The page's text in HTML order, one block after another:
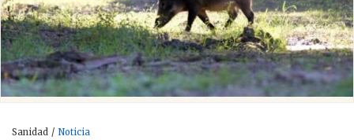
Sanidad Noticia